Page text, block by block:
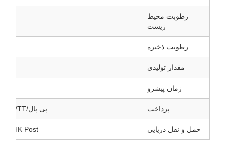
رطوبت محیط
زیست
رطوبت ذخیره
مقدار تولیدی
زمان پیشرو
پرداخت پی پال/WU/TT/تضمین تجارت/گرام پول/قیمت
حمل و نقل دریایی HK Post